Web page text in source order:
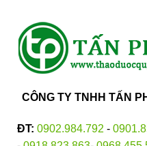
CÔNG TY TNHH TẤN
ĐT: 0902.984.792 -